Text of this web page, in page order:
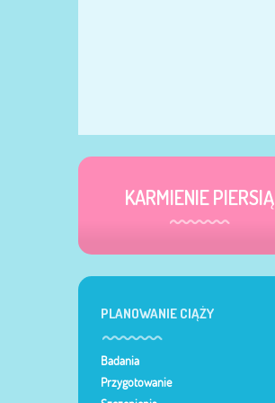
KARMIENIE PIERSIĄ
PLANOWANIE CIĄŻY
Badania
Przygotowanie